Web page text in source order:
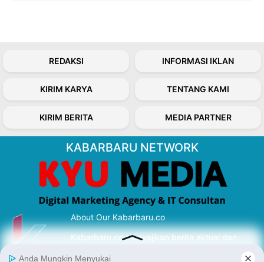
REDAKSI INFORMASI IKLAN
KIRIM KARYA TENTANG KAMI
KIRIM BERITA MEDIA PARTNER
KABARBARU NETWORK
About Our Kabarbaru.co
Kabarbaru.co menyajikan berita aktual dan
serta terverifikasi dari sumber yang tepat.